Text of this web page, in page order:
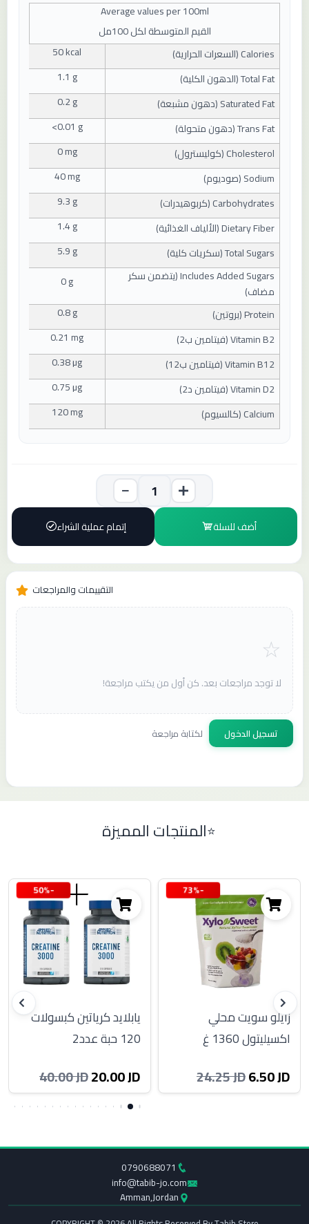
Average values ​​per100ml
القيم المتوسطة لكل 100مل
Calories ( السعرات الحرارية)
50 kcal
Total Fat ( الدهون الكلية)
1.1 g
Saturated Fat ( دهون مشبعة)
0.2 g
Trans Fat ( دهون متحولة)
<0.01 g
Cholesterol ( كوليسترول)
0 mg
Sodium ( صوديوم)
40 mg
Carbohydrates ( كربوهيدرات)
9.3 g
Dietary Fiber ( الألياف الغذائية)
1.4 g
Total Sugars ( سكريات كلية)
5.9 g
Includes Added Sugars ( يتضمن سكر
مضاف)
0 g
Protein ( بروتين)
0.8 g
Vitamin B2 ( فيتامين ب2 )
0.21 mg
Vitamin B12 ( فيتامين ب12 )
0.38 µg
Vitamin D2 ( فيتامين د2 )
0.75 µg
Calcium ( كالسيوم)
120 mg
أضف للسلة إتمام عملية الشراء
التقييمات والمراجعات
لا توجد مراجعات بعد. كن أول من يكتب مراجعة!
تسجيل الدخول لكتابة مراجعة
المنتجات المميزة
-73%
زايلو سويت محلي
اكسيليتول 1360 غ
24.25 JD6.50 JD
-50%
يابلايد كرياتين كبسولات
120 حبة عدد2
40.00 JD20.00 JD
0790688071
info@tabib-jo.com
Amman,Jordan